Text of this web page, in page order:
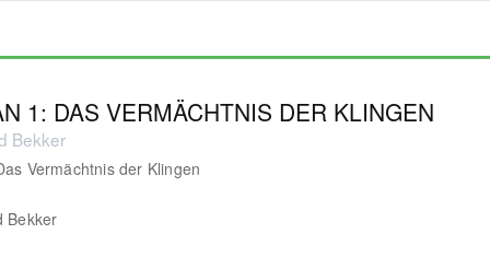
1: DAS VERMÄCHTNIS DER KLINGEN
Bekker
Vermächtnis der Klingen
Bekker